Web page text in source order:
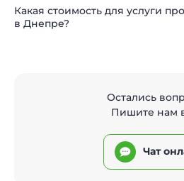
Какая стоимость для услуги
в Днепре?
Остались
Пишите нам
Чат